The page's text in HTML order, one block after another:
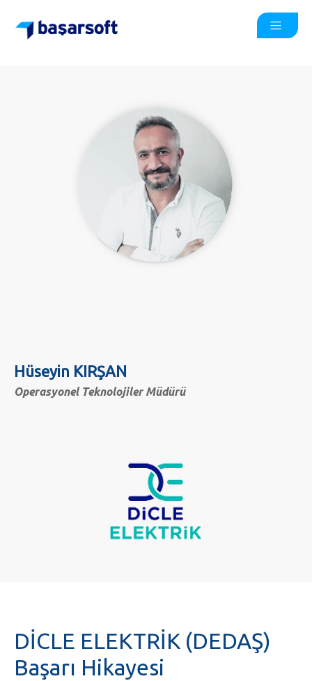
Hüseyin KIRŞAN
Operasyonel Teknolojiler Müdürü
DİCLE ELEKTRİK (DEDAŞ)
Başarı Hikayesi